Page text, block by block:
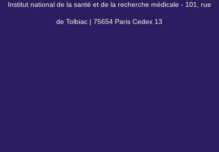
conforme)
Institut national de la santé et de la recherche médicale - 101, rue
de Tolbiac | 75654 Paris Cedex 13